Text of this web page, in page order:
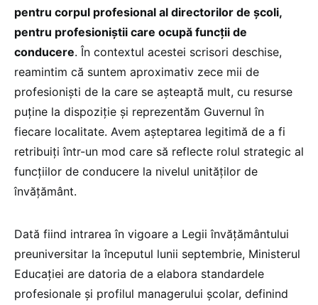
pentru corpul profesional al directorilor de școli,
pentru profesioniștii care ocupă funcții de
conducere. În contextul acestei scrisori deschise,
reamintim că suntem aproximativ zece mii de
profesioniști de la care se așteaptă mult, cu resurse
puține la dispoziție și reprezentăm Guvernul în
fiecare localitate. Avem așteptarea legitimă de a fi
retribuiți într-un mod care să reflecte rolul strategic al
funcțiilor de conducere la nivelul unităților de
învățământ.
Dată fiind intrarea în vigoare a Legii învățământului
preuniversitar la începutul lunii septembrie, Ministerul
Educației are datoria de a elabora standardele
profesionale și profilul managerului școlar, definind